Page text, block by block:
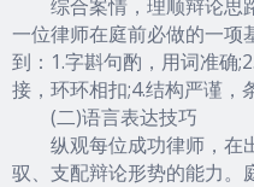
综合案情，理顺辩论思
一位律师在庭前必做的一项
到：1.字斟句酌，用词准确
接，环环相扣;4.结构严谨，
(二)语言表达技巧
纵观每位成功律师，在
驭、支配辩论形势的能力。